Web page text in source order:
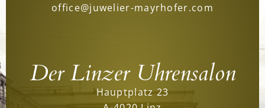
office@juwelier-mayrhofer.com
Der Linzer Uhrensalon
Hauptplatz 23